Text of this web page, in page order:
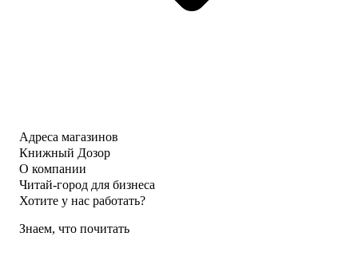
Адреса магазинов
Книжный Дозор
О компании
Читай-город для бизнеса
Хотите у нас работать?
Знаем, что почитать